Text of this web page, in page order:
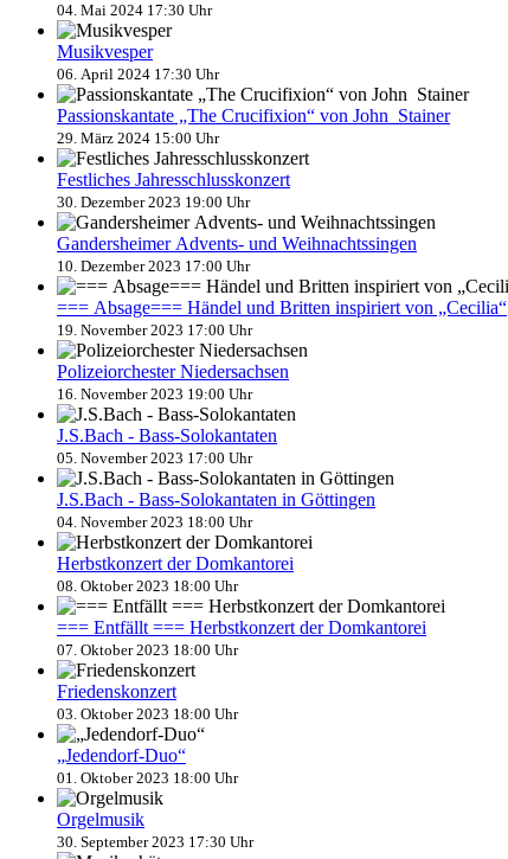
04. Mai 2024 17:30 Uhr
Musikvesper
06. April 2024 17:30 Uhr
Passionskantate „The Crucifixion“ von John Stainer
29. März 2024 15:00 Uhr
Festliches Jahresschlusskonzert
30. Dezember 2023 19:00 Uhr
Gandersheimer Advents- und Weihnachtssingen
10. Dezember 2023 17:00 Uhr
=== Absage=== Händel und Britten inspiriert von „Cecilia“
19. November 2023 17:00 Uhr
Polizeiorchester Niedersachsen
16. November 2023 19:00 Uhr
J.S.Bach - Bass-Solokantaten
05. November 2023 17:00 Uhr
J.S.Bach - Bass-Solokantaten in Göttingen
04. November 2023 18:00 Uhr
Herbstkonzert der Domkantorei
08. Oktober 2023 18:00 Uhr
=== Entfällt === Herbstkonzert der Domkantorei
07. Oktober 2023 18:00 Uhr
Friedenskonzert
03. Oktober 2023 18:00 Uhr
„Jedendorf-Duo“
01. Oktober 2023 18:00 Uhr
Orgelmusik
30. September 2023 17:30 Uhr